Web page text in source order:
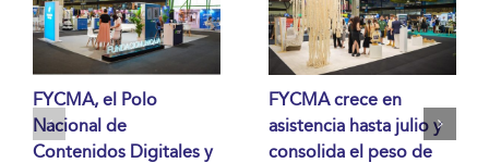
FYCMA, el Polo
Nacional de
Contenidos Digitales y
FYCMA crece en
asistencia hasta julio y
consolida el peso de